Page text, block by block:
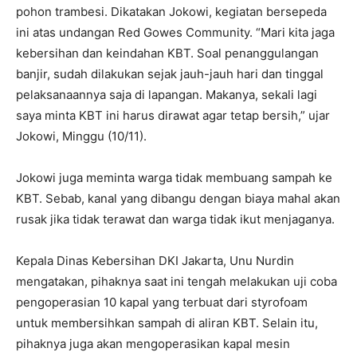
pohon trambesi. Dikatakan Jokowi, kegiatan bersepeda
ini atas undangan Red Gowes Community. “Mari kita jaga
kebersihan dan keindahan KBT. Soal penanggulangan
banjir, sudah dilakukan sejak jauh-jauh hari dan tinggal
pelaksanaannya saja di lapangan. Makanya, sekali lagi
saya minta KBT ini harus dirawat agar tetap bersih,” ujar
Jokowi, Minggu (10/11).
Jokowi juga meminta warga tidak membuang sampah ke
KBT. Sebab, kanal yang dibangu dengan biaya mahal akan
rusak jika tidak terawat dan warga tidak ikut menjaganya.
Kepala Dinas Kebersihan DKI Jakarta, Unu Nurdin
mengatakan, pihaknya saat ini tengah melakukan uji coba
pengoperasian 10 kapal yang terbuat dari styrofoam
untuk membersihkan sampah di aliran KBT. Selain itu,
pihaknya juga akan mengoperasikan kapal mesin